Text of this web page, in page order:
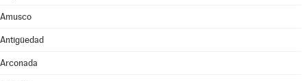
Amusco
Antigüedad
Arconada